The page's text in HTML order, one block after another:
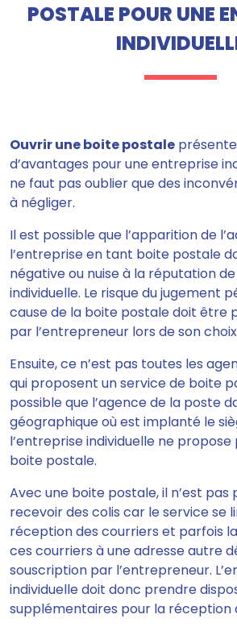
POSTALE POUR UNE
Ouvrir une boite postale
d’avantages pour une entreprise
ne faut pas oublier que des
à négliger.
Il est possible que l’apparition de
l’entreprise en tant boite postale
négative ou nuise à la réputation
individuelle. Le risque du jugement
cause de la boite postale doit être
par l’entrepreneur lors de son
Ensuite,ce n’est pas toutes les
qui proposent un service de boite
possible que l’agence de la poste
géographique où est implanté le
l’entreprise individuelle ne
boite postale.
Avec une boite postale, il n’est pas
recevoir des colis car le service se
réception des courriers et parfois
ces courriers à une adresse autre
souscription par l’entrepreneur.
individuelle doit donc prendre
supplémentaires pour la réception